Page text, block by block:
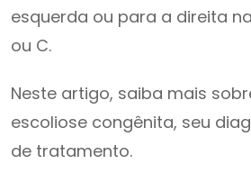
esquerda ou para a direita
ou C.
Neste artigo, saiba mais
escoliose congênita, seu
de tratamento.